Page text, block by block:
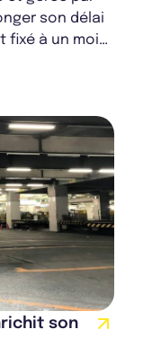
son délai
fixé à un mois
son